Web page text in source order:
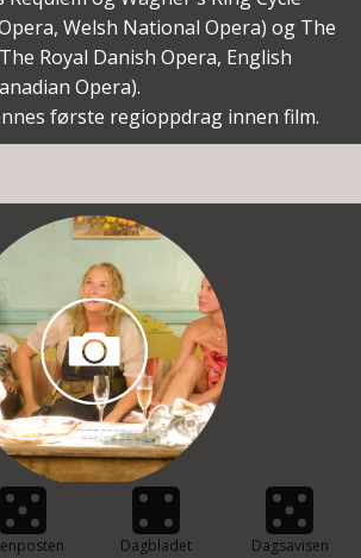
Welsh National Opera) og The
Royal Danish Opera, English
Opera).
første regioppdrag innen film.
Dagbladet Dagsavisen